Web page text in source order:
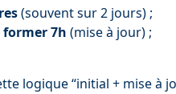
(souvent sur 2 jours) ;
7h (mise à jour) ;
logique “initial + mise à